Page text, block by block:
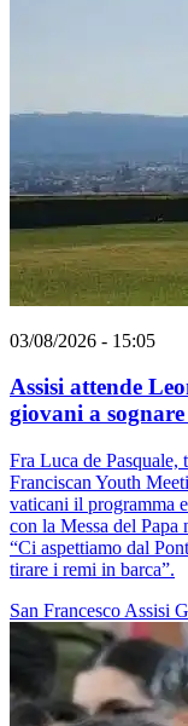
03/08/2026 - 15:05
Assisi attende
giovani a
Fra Luca de Pasquale,
Franciscan Youth
vaticani il programma
con la Messa del
“Ci aspettiamo dal
tirare i remi in barca”.
San Francesco Assisi